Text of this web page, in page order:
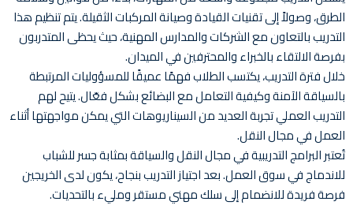
الطرق، وصولاً إلى تقنيات القيادة وصيانة المركبات الثقيلة. يتم تنظيم هذا
التدريب بالتعاون مع الشركات والمدارس المهنية، حيث يحظى المتدربون
بفرصة الالتقاء بالخبراء والمحترفين في الميدان.
خلال فترة التدريب، يكتسب الطلاب فهمًا عميقًا للمسؤوليات المرتبطة
بالسياقة الآمنة وكيفية التعامل مع البضائع بشكل فعّال. يتيح لهم
التدريب العملي تجربة العديد من السيناريوهات التي يمكن مواجهتها أثناء
العمل في مجال النقل.
تُعتبر البرامج التدريبية في مجال النقل والسياقة بمثابة جسر للشباب
للاندماج في سوق العمل. بعد اجتياز التدريب بنجاح، يكون لدى الخريجين
فرصة فريدة للانضمام إلى سلك مهني مستقر ومليء بالتحديات.